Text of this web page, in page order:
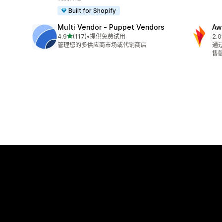
Built for Shopify
Multi Vendor ‑ Puppet Vendors
4.9星（满分 5 星）
(117)
总共 117 条评论
•提供免费试用
管理您的多供应商市场或代销商店
2.0
总
通
售